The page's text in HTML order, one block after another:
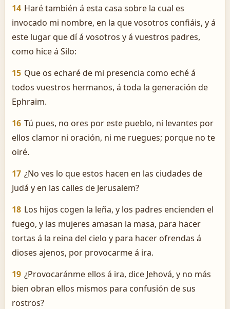
14 Haré también á esta casa sobre la cual es
invocado mi nombre, en la que vosotros confiáis, y á
este lugar que dí á vosotros y á vuestros padres,
como hice á Silo:
15 Que os echaré de mi presencia como eché á
todos vuestros hermanos, á toda la generación de
Ephraim.
16 Tú pues, no ores por este pueblo, ni levantes por
ellos clamor ni oración, ni me ruegues; porque no te
oiré.
17 ¿No ves lo que estos hacen en las ciudades de
Judá y en las calles de Jerusalem?
18 Los hijos cogen la leña, y los padres encienden el
fuego, y las mujeres amasan la masa, para hacer
tortas á la reina del cielo y para hacer ofrendas á
dioses ajenos, por provocarme á ira.
19 ¿Provocaránme ellos á ira, dice Jehová, y no más
bien obran ellos mismos para confusión de sus
rostros?